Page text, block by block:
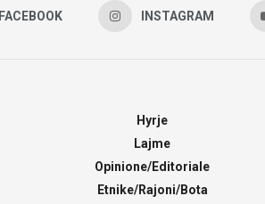
FACEBOOK INSTAGRAM
Hyrje
Lajme
Opinione/Editoriale
Etnike/Rajoni/Bota